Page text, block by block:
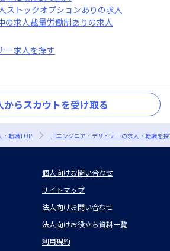
ストックオプションあり の求人
の求人裁量労働制あり の求人
ー求人を探す
からスカウトを受け取る
・転職TOP ITエンジニア・デザイナーの求人・転職を
個人向けお問い合わせ
サイトマップ
法人向けお問い合わせ
法人向けお役立ち資料一覧
利用規約